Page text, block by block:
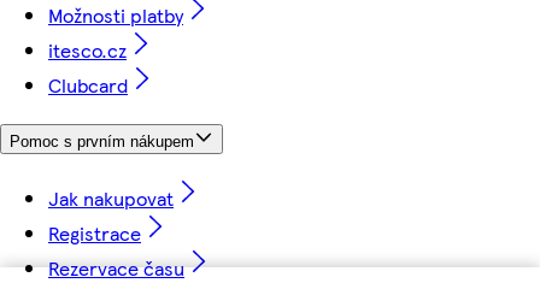
Možnosti platby
itesco.cz
Clubcard
Pomoc s prvním nákupem
Jak nakupovat
Registrace
Rezervace času